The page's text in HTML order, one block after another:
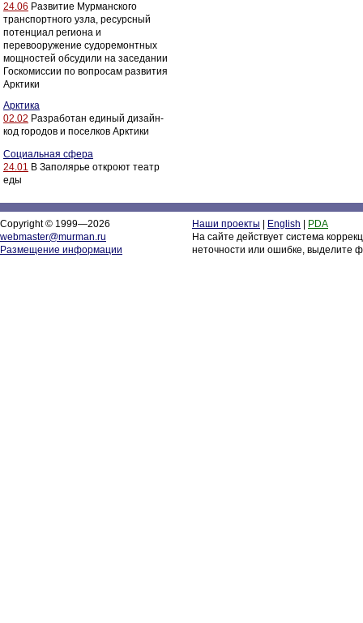
24.06 Развитие Мурманского
транспортного узла, ресурсный
потенциал региона и
перевооружение судоремонтных
мощностей обсудили на заседании
Госкомиссии по вопросам развития
Арктики
Арктика
02.02 Разработан единый дизайн-
код городов и поселков Арктики
Социальная сфера
24.01 В Заполярье откроют театр
еды
Copyright © 1999—2026
webmaster@murman.ru
Размещение информации
Наши проекты English
PDA
На сайте действует система
неточности или ошибке, выделите